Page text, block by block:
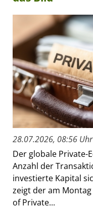
28.07.2026, 08:56 Uhr
Der globale Private-
Anzahl der
investierte Kapital
zeigt der am
of Private...